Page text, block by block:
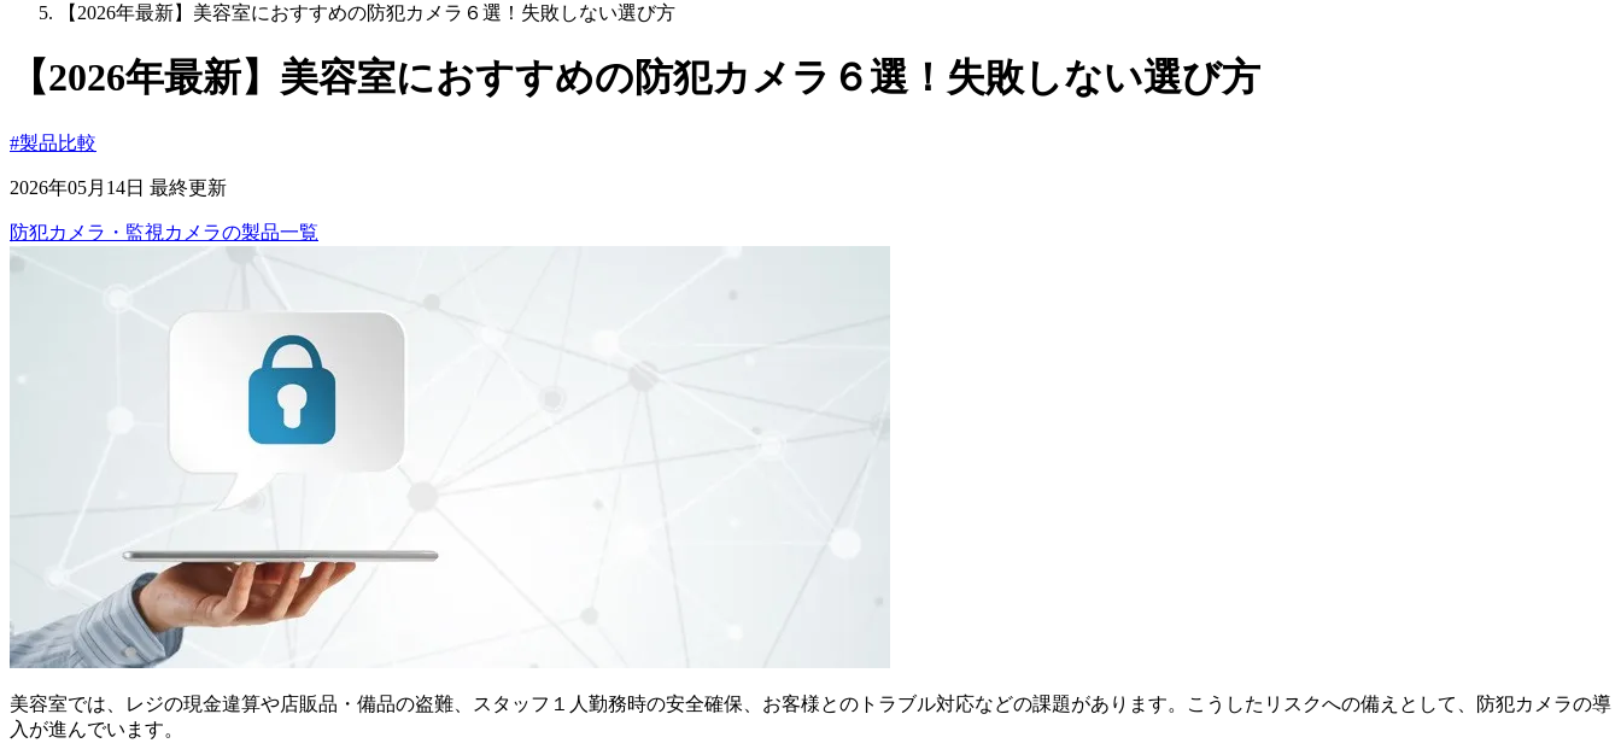
【2026年最新】美容室におすすめの防犯カメラ６選！失敗しない選び方
【2026年最新】美容室におすすめの防犯カメラ６選！失敗しない選び方
#製品比較
2026年05月14日 最終更新
防犯カメラ・監視カメラの製品一覧
美容室では、レジの現金違算や店販品・備品の盗難、スタッフ１人勤務時の安全確保、お客様とのトラブル対応などの課題があります。こうしたリスクへの備えとして、防犯カメラの導
入が進んでいます。